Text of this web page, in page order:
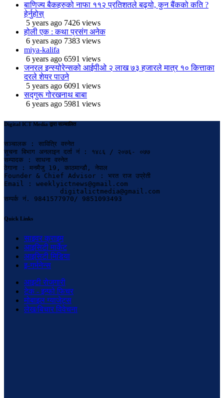
बाणिज्य बैकहरुको नाफा ११२ प्रतिशतले बढ्यो, कुन बैंकको कति ?
हेर्नुहोस्
5 years ago 7426 views
होली एक : कथा प्रसंग अनेक
6 years ago 7383 views
miya-kalifa
6 years ago 6591 views
जनरल इन्स्योरेन्सको आईपीओ २ लाख ७३ हजारले मात्र १० कित्ताका
दरले शेयर पाउने
5 years ago 6091 views
सद्गुरू गोरखनाथ बाबा
6 years ago 5981 views
Digital ICT Media द्वारा सञ्चालित
सञ्चालक : सावित्रि वस्नेत
सूचना बिभाग अनलाइन दर्ता नं : १४८६ / २०७६- ०७७
सम्पादक : साधना वस्नेत
ठेगाना : मनमैजु 19, काठमान्डौ, नेपाल
Founder & Chief Advisor : भरत राज उप्रेती
Email : weeklyictnews@gmail.com
              digitalictmedia@gmail.com
सम्पर्क नं. 9841577970/ 9851093493
Quick Links
साइवर क्राइम
आइसिटी मार्केट
आइसिटी मिडिया
इ-गर्भनेन्स
आइटी रोजगारी
टेक - इन्फो फिचर
मोबाइल ग्याजेट्स
लेख/बिचार विवेचना